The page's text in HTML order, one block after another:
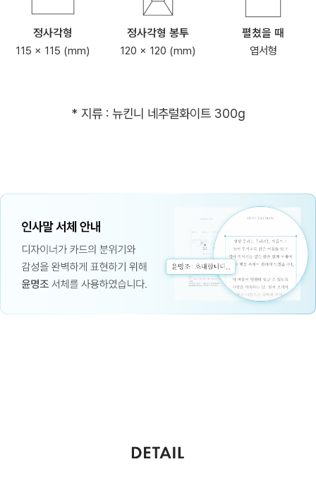
정사각형
115 x 115 (mm)
정사각형 봉투
120 x 120 (mm)
펼쳤을 때
엽서형